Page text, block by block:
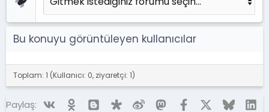
Bu konuyu görüntüleyen kullanıcılar
Toplam: 1 (Kullanıcı: 0, ziyaretçi: 1)
Paylaş: Vk BloggerDiaspora
Weibo MastodonFacebookX (Twitter)
Bluesky